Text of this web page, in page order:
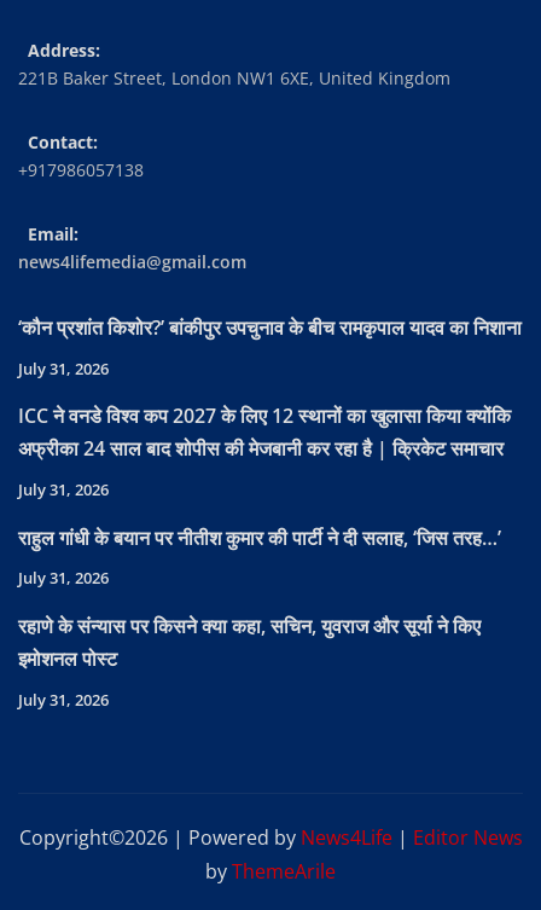
Address:
221B Baker Street, London NW1 6XE, United Kingdom
Contact:
+917986057138
Email:
news4lifemedia@gmail.com
‘कौन प्रशांत किशोर?’ बांकीपुर उपचुनाव के बीच रामकृपाल यादव का निशाना
July 31, 2026
ICC ने वनडे विश्व कप 2027 के लिए 12 स्थानों का खुलासा किया क्योंकि
अफ्रीका 24 साल बाद शोपीस की मेजबानी कर रहा है | क्रिकेट समाचार
July 31, 2026
राहुल गांधी के बयान पर नीतीश कुमार की पार्टी ने दी सलाह, ‘जिस तरह…’
July 31, 2026
रहाणे के संन्यास पर किसने क्या कहा, सचिन, युवराज और सूर्या ने किए
इमोशनल पोस्ट
July 31, 2026
Copyright©2026 | Powered by News4Life | Editor News
byThemeArile